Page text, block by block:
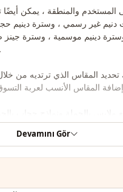
المستخدم والمنطقة ، يمكن أيضًا
دنيم غير رسمي ، وسترة دينيم
دينيم موسمية ، وسترة جينز
وطرازات حجاب دنيم.
تحديد المقاس الذي ترتديه من
بالجملة والاطلاع على أسعار الجملة
Devamını Gör